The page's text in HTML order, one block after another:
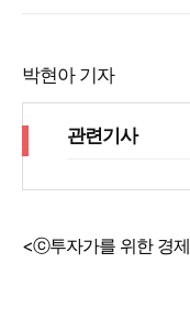
박현아 기자
관련기사
<ⓒ투자가를 위한 경